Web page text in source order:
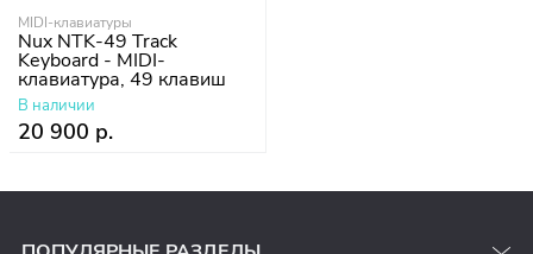
MIDI-клавиатуры
Nux NTK-49 Track
Keyboard - MIDI-
клавиатура, 49 клавиш
В наличии
20 900 р.